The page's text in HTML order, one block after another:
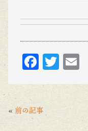
F
ac
eb
o
T
w
er
« 前の記事